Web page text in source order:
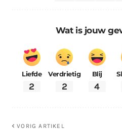
Wat is jouw
Liefde
2
Verdrietig
2
Blij
4
VORIG ARTIKEL